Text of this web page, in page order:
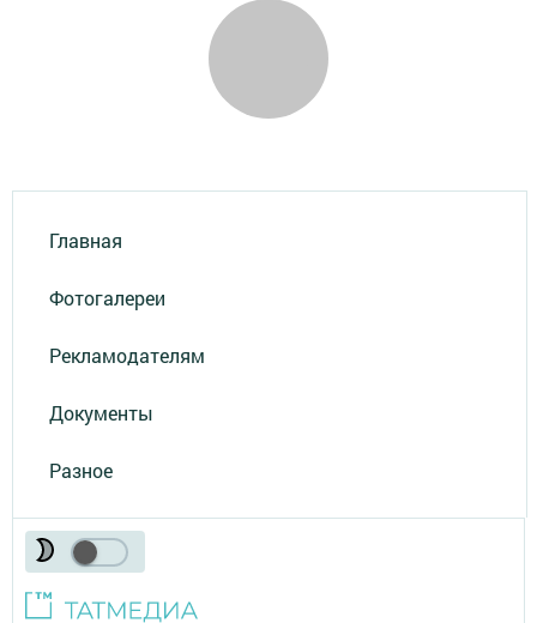
Главная
Фотогалереи
Рекламодателям
Документы
Разное